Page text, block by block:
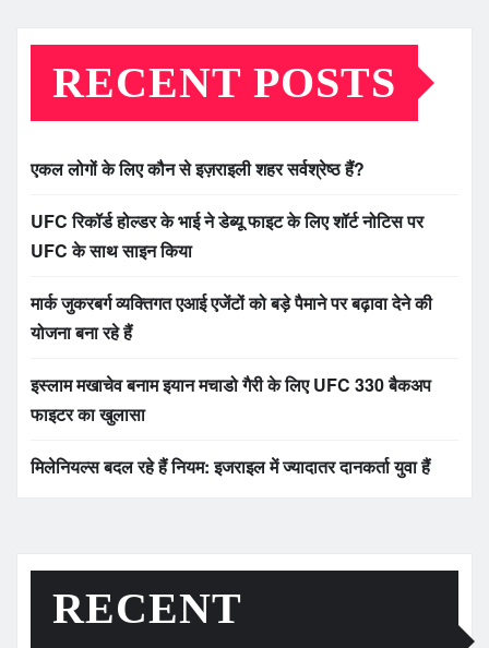
RECENT POSTS
एकल लोगों के लिए कौन से इज़राइली शहर सर्वश्रेष्ठ हैं?
UFC रिकॉर्ड होल्डर के भाई ने डेब्यू फाइट के लिए शॉर्ट नोटिस पर
UFC के साथ साइन किया
मार्क जुकरबर्ग व्यक्तिगत एआई एजेंटों को बड़े पैमाने पर बढ़ावा देने की
योजना बना रहे हैं
इस्लाम मखाचेव बनाम इयान मचाडो गैरी के लिए UFC 330 बैकअप
फाइटर का खुलासा
मिलेनियल्स बदल रहे हैं नियम: इजराइल में ज्यादातर दानकर्ता युवा हैं
RECENT